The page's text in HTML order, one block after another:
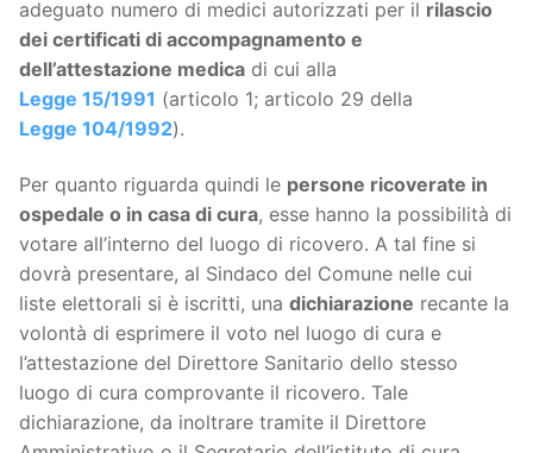
adeguato numero di medici autorizzati per il rilascio
dei certificati di accompagnamento e
dell’attestazione medica di cui alla
Legge 15/1991 (articolo 1; articolo 29 della
Legge 104/1992).
Per quanto riguarda quindi le persone ricoverate in
ospedale o in casa di cura, esse hanno la possibilità di
votare all’interno del luogo di ricovero. A tal fine si
dovrà presentare, al Sindaco del Comune nelle cui
liste elettorali si è iscritti, una dichiarazione recante la
volontà di esprimere il voto nel luogo di cura e
l’attestazione del Direttore Sanitario dello stesso
luogo di cura comprovante il ricovero. Tale
dichiarazione, da inoltrare tramite il Direttore